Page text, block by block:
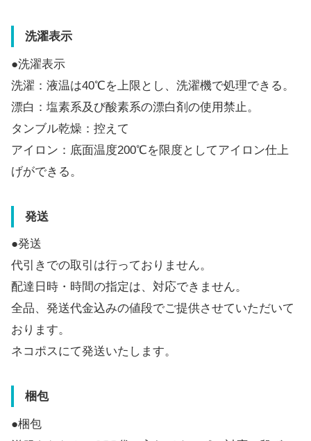
洗濯表示
●洗濯表示
洗濯：液温は40℃を上限とし、洗濯機で処理できる。
漂白：塩素系及び酸素系の漂白剤の使用禁止。
タンブル乾燥：控えて
アイロン：底面温度200℃を限度としてアイロン仕上
げができる。
発送
●発送
代引きでの取引は行っておりません。
配達日時・時間の指定は、対応できません。
全品、発送代金込みの値段でご提供させていただいて
おります。
ネコポスにて発送いたします。
梱包
●梱包